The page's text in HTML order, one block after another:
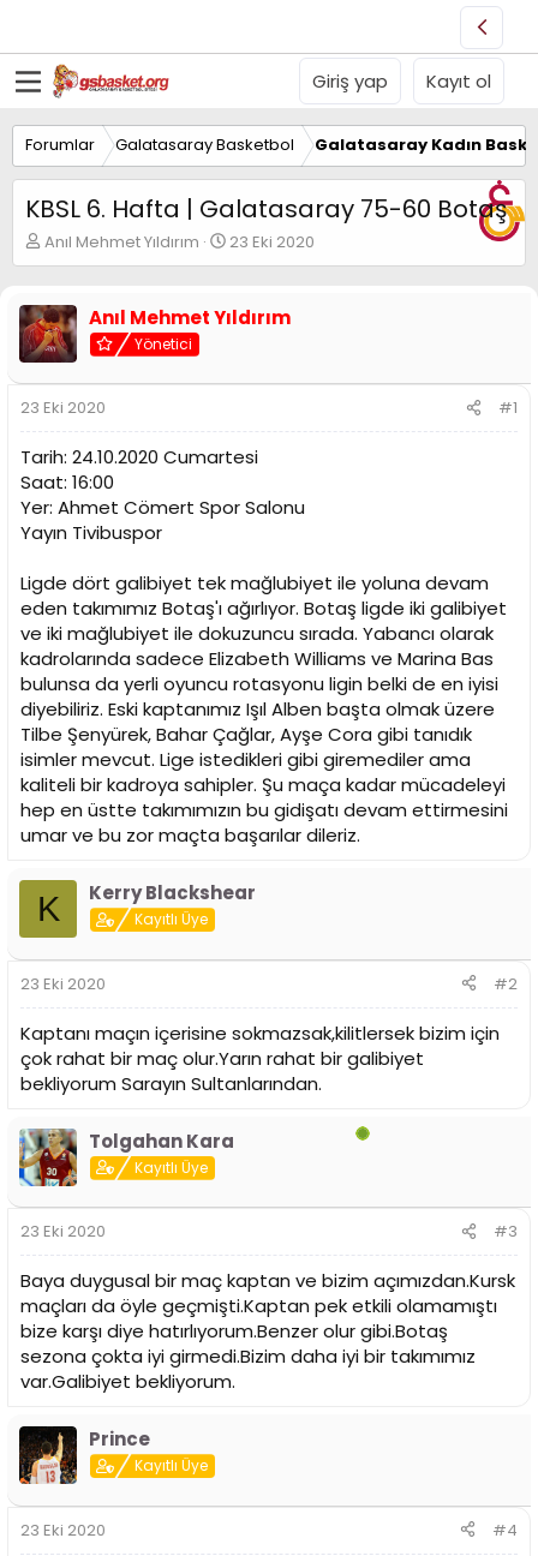
Giriş yap Kayıt ol
Forumlar Galatasaray Basketbol Galatasaray Kadın
KBSL 6. Hafta | Galatasaray 75-60 Botaş
K
o
u
y
u
B
a
ş
l
a
t
a
n
Anıl Mehmet Yıldırım
B
a
a
ı
t
a
i
h
23 Eki 2020
Anıl Mehmet Yıldırım
Yönetici
23 Eki 2020 #1
Tarih: 24.10.2020 Cumartesi
Saat: 16:00
Yer: Ahmet Cömert Spor Salonu
Yayın Tivibuspor
Ligde dört galibiyet tek mağlubiyet ile yoluna devam
eden takımımız Botaş'ı ağırlıyor. Botaş ligde iki galibiyet
ve iki mağlubiyet ile dokuzuncu sırada. Yabancı olarak
kadrolarında sadece Elizabeth Williams ve Marina Bas
bulunsa da yerli oyuncu rotasyonu ligin belki de en iyisi
diyebiliriz. Eski kaptanımız Işıl Alben başta olmak üzere
Tilbe Şenyürek, Bahar Çağlar, Ayşe Cora gibi tanıdık
isimler mevcut. Lige istedikleri gibi giremediler ama
kaliteli bir kadroya sahipler. Şu maça kadar mücadeleyi
hep en üstte takımımızın bu gidişatı devam ettirmesini
umar ve bu zor maçta başarılar dileriz.
K Kerry Blackshear
Kayıtlı Üye
23 Eki 2020 #2
Kaptanı maçın içerisine sokmazsak,kilitlersek bizim için
çok rahat bir maç olur.Yarın rahat bir galibiyet
bekliyorum Sarayın Sultanlarından.
Tolgahan Kara
Kayıtlı Üye
23 Eki 2020 #3
Baya duygusal bir maç kaptan ve bizim açımızdan.Kursk
maçları da öyle geçmişti.Kaptan pek etkili olamamıştı
bize karşı diye hatırlıyorum.Benzer olur gibi.Botaş
sezona çokta iyi girmedi.Bizim daha iyi bir takımımız
var.Galibiyet bekliyorum.
Prince
Kayıtlı Üye
23 Eki 2020 #4